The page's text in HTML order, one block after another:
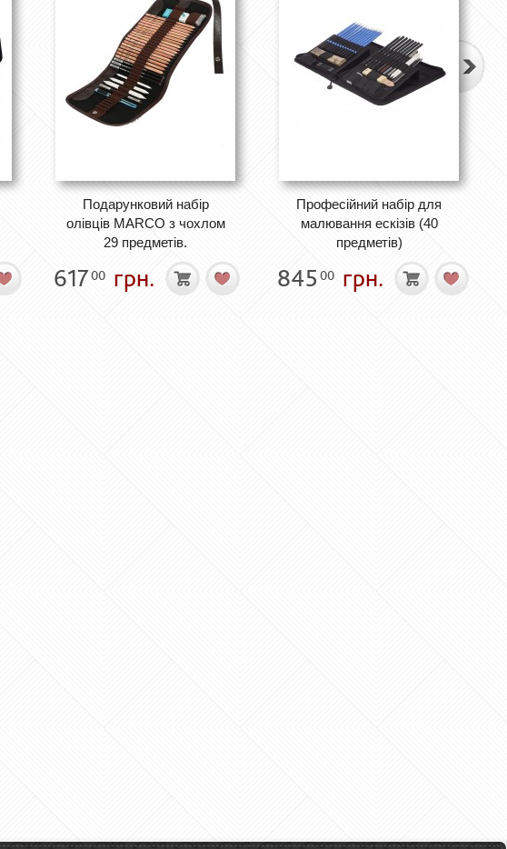
Подарунковий набір
олівців MARCO з чохлом
29 предметів.
61700 грн.
Професійний набір для
малювання ескізів (40
предметів)
845 00 грн.